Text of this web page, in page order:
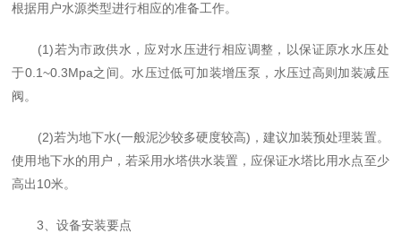
根据用户水源类型进行相应的准备工作。
(1)若为市政供水，应对水压进行相应调整，以保证原水水压处
于0.1~0.3Mpa之间。水压过低可加装增压泵，水压过高则加装减压
阀。
(2)若为地下水(一般泥沙较多硬度较高)，建议加装预处理装置。
使用地下水的用户，若采用水塔供水装置，应保证水塔比用水点至少
高出10米。
3、设备安装要点